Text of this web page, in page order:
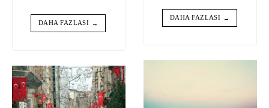
DAHA FAZLASI →
DAHA FAZLASI →